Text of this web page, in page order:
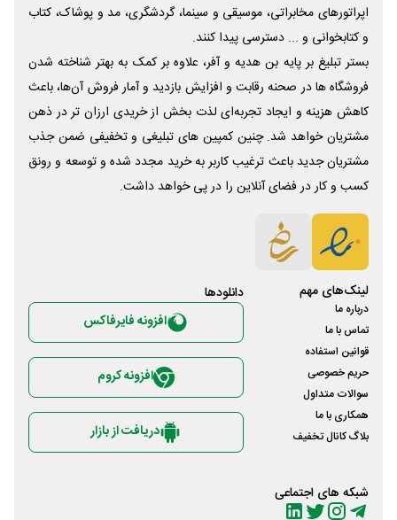
اپراتورهای مخابراتی، موسیقی و سینما، گردشگری، مد و پوشاک، کتاب
و کتابخوانی و ... دسترسی پیدا کنند.
بستر تبلیغ بر پایه بن هدیه و آفر، علاوه بر کمک به بهتر شناخته شدن
فروشگاه ها در صحنه رقابت و افزایش بازدید و آمار فروش آن‌ها، باعث
کاهش هزینه و ایجاد تجربه‌ای لذت بخش از خریدی ارزان تر در ذهن
مشتریان خواهد شد. چنین کمپین های تبلیغی و تخفیفی ضمن جذب
مشتریان جدید باعث ترغیب کاربر به خرید مجدد شده و توسعه و رونق
کسب و کار در فضای آنلاین را در پی خواهد داشت.
لینک‌های مهم
درباره ما
تماس با ما
قوانین استفاده
حریم خصوصی
سوالات متداول
همکاری با ما
بلاگ کانال تخفیف
شبکه های اجتماعی
دانلود‌ها
افزونه فایرفاکس
افزونه کروم
دریافت از بازار